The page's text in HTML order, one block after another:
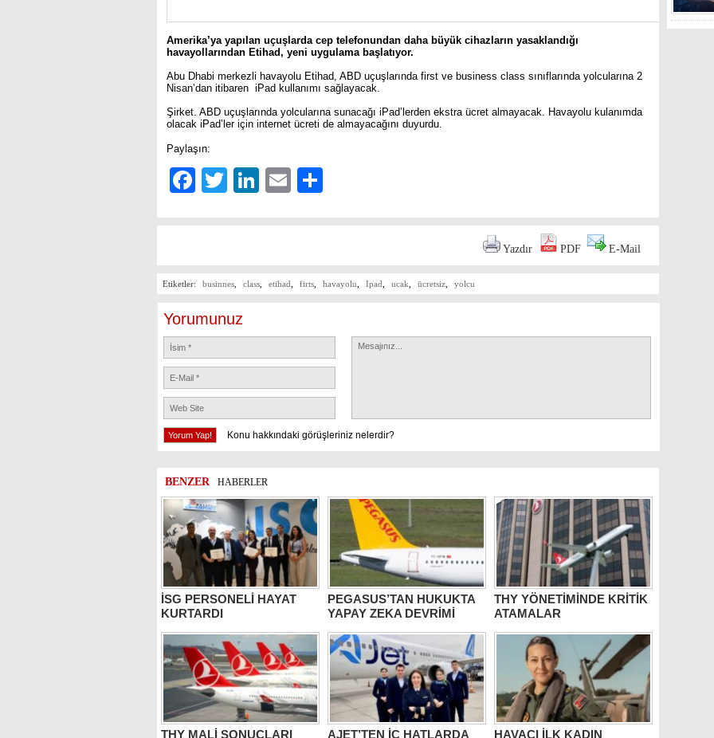
Amerika’ya yapılan uçuşlarda cep telefonundan daha büyük cihazların yasaklandığı
havayollarından Etihad, yeni uygulama başlatıyor.
Abu Dhabi merkezli havayolu Etihad, ABD uçuşlarında first ve business class sınıflarında yolcularına 2
Nisan’dan itibaren iPad kullanımı sağlayacak.
Şirket. ABD uçuşlarında yolcularına sunacağı iPad’lerden ekstra ücret almayacak. Havayolu kulanımda
olacak iPad’ler için internet ücreti de almayacağını duyurdu.
Paylaşın:
Facebook
TwitterLinkedIn
Email
Yazdır PDF E-Mail
Etiketler: businnes class etihad firts havayolu Ipad ucak ücretsiz yolcu
Yorumunuz
Konu hakkındaki görüşleriniz nelerdir?
BENZER HABERLER
İSG PERSONELİ HAYAT
KURTARDI
PEGASUS’TAN HUKUKTA
YAPAY ZEKA DEVRİMİ
THY YÖNETİMİNDE KRİTİK
ATAMALAR
THY MALİ SONUÇLARI AJET’TEN İÇ HATLARDA HAVACI İLK KADIN